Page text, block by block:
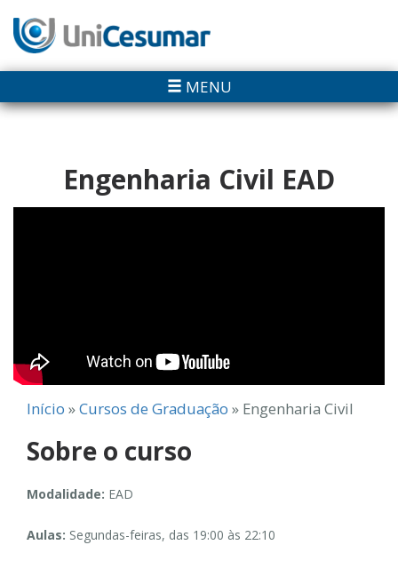
MENU
Engenharia Civil EAD
Início »Cursos de Graduação » Engenharia Civil
Sobre o curso
Modalidade: EAD
Aulas: Segundas-feiras, das 19:00 às 22:10